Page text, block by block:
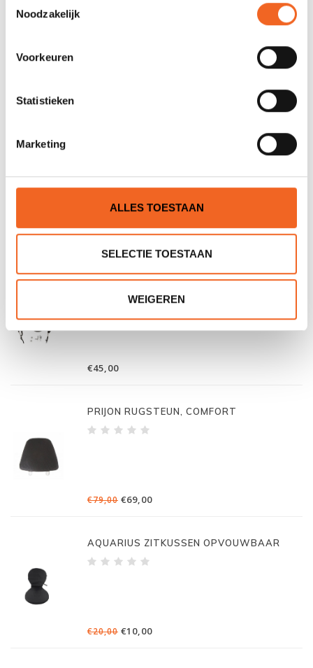
Noodzakelijk
Voorkeuren
Statistieken
Marketing
ALLES TOESTAAN
SELECTIE TOESTAAN
WEIGEREN
WILDERNESS SYSTEMS AIRPRO RUGBAND
€60,00
PELICAN ERGOFORM RUGSTEUN PS1562
€45,00
PRIJON RUGSTEUN, COMFORT
€79,00 €69,00
AQUARIUS ZITKUSSEN OPVOUWBAAR
€20,00 €10,00